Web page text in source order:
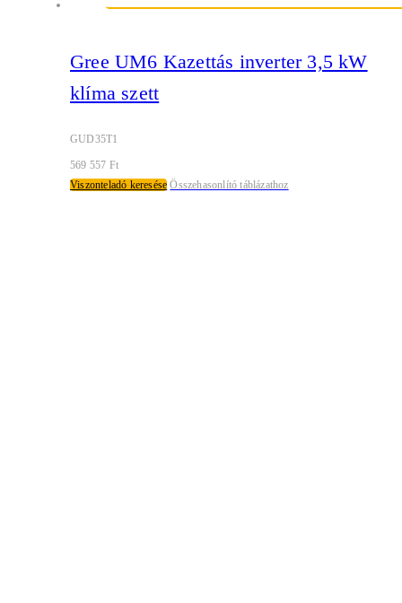
Gree UM6 Kazettás inverter 3,5 kW
klíma szett
GUD35T1
569 557 Ft
Viszonteladó keresése Összehasonlító táblázathoz